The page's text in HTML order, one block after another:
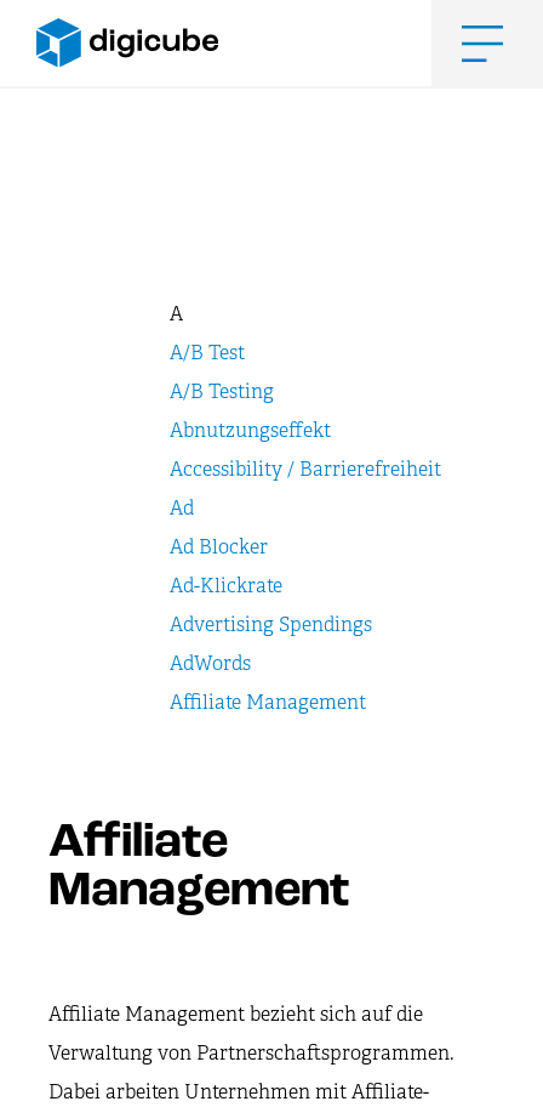
Inhalt
Affiliate
Management
Affiliate Management bezieht sich auf die
Verwaltung von Partnerschaftsprogrammen.
Dabei arbeiten Unternehmen mit Affiliate-
A
A/B Test
A/B Testing
Abnutzungseffekt
Accessibility / Barrierefreiheit
Ad
Ad Blocker
Ad-Klickrate
Advertising Spendings
AdWords
Affiliate Management